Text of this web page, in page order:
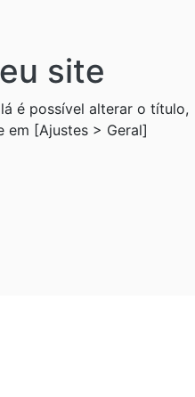
site
é possível alterar o título,
em [Ajustes > Geral]